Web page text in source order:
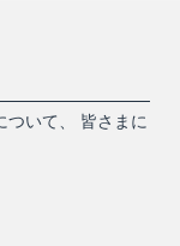
ついて、 皆さまに